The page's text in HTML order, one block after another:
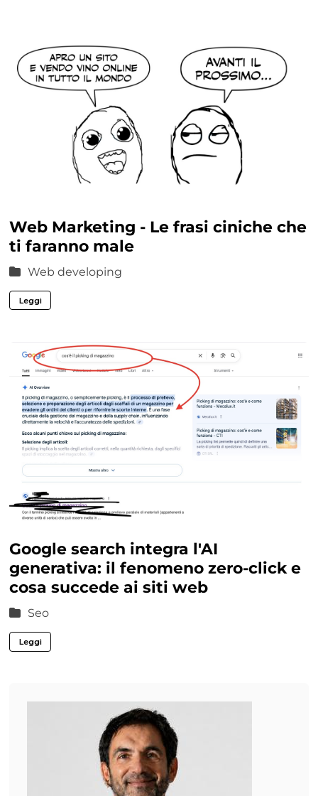
Web Marketing - Le frasi ciniche che
ti faranno male
Web developing
Leggi
Google search integra l'AI
generativa: il fenomeno zero-click e
cosa succede ai siti web
Seo
Leggi